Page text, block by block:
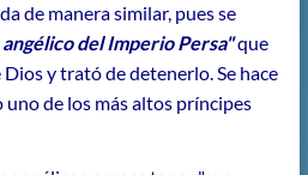
de manera similar, pues se
del Imperio Persa"que
Dios y trató de detenerlo. Se hace
de los más altos príncipes